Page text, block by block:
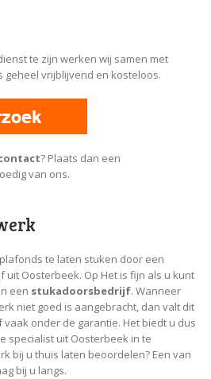
te zijn werken wij samen met
geheel vrijblijvend en kosteloos.
? Plaats dan een
van ons.
te laten stuken door een
Oosterbeek. Op Het is fijn als u kunt
een stukadoorsbedrijf. Wanneer
niet goed is aangebracht, dan valt dit
onder de garantie. Het biedt u dus
specialist uit Oosterbeek in te
bij u thuis laten beoordelen? Een van
bij u langs.